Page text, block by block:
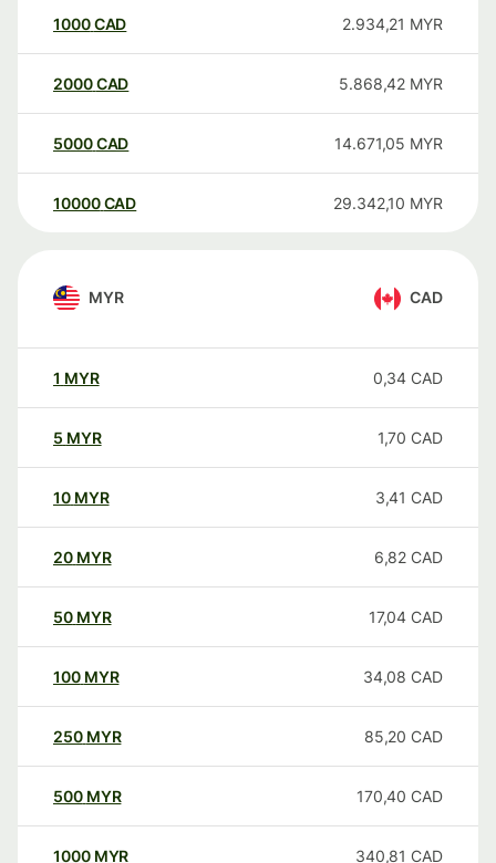
1000CAD 2.934,21 MYR
2000CAD 5.868,42 MYR
5000CAD 14.671,05 MYR
10000 CAD 29.342,10 MYR
MYR CAD
1 MYR 0,34 CAD
5 MYR 1,70 CAD
10 MYR 3,41 CAD
20 MYR 6,82 CAD
50 MYR 17,04 CAD
100 MYR 34,08 CAD
250 MYR 85,20 CAD
500 MYR 170,40 CAD
1000 MYR 340,81 CAD